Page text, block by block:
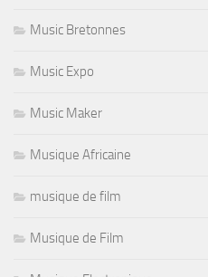
Music Bretonnes
Music Expo
Music Maker
Musique Africaine
musique de film
Musique de Film